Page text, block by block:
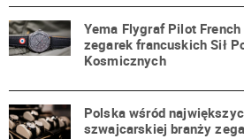
Yema Flygraf Pilot
zegarek francuskich Sił
Kosmicznych
Polska wśród
szwajcarskiej branży